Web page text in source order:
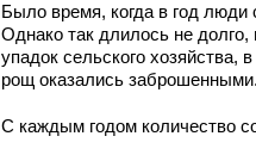
Было время, когда в год
Однако так длилось не
упадок сельского хозяйства,
рощ оказались заброшенными.
С каждым годом количество